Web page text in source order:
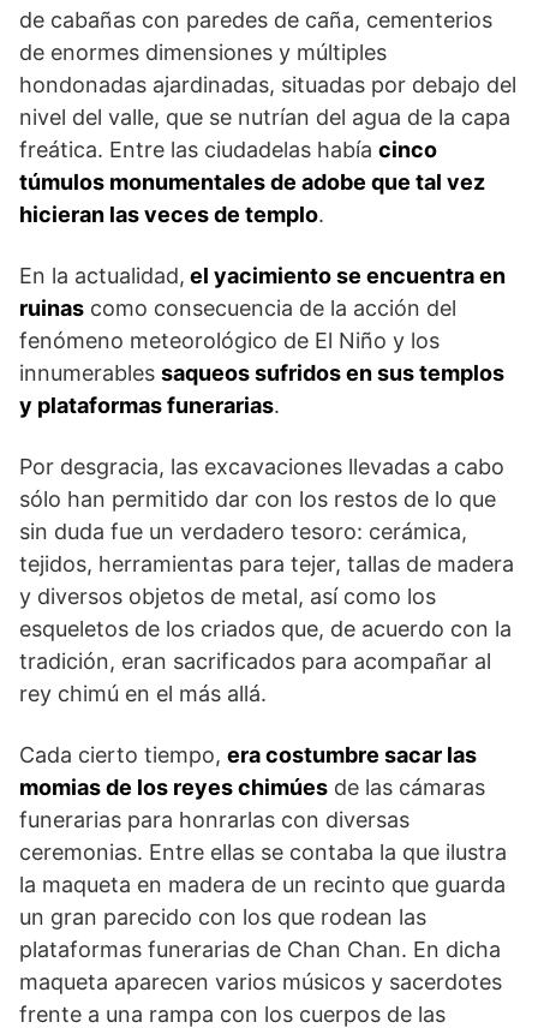
de cabañas con paredes de caña, cementerios
de enormes dimensiones y múltiples
hondonadas ajardi­nadas, situadas por debajo del
nivel del valle, que se nu­trían del agua de la capa
freática. Entre las ciudadelas había cinco
túmulos monumentales de adobe que tal vez
hicieran las veces de templo.
En la actualidad, el yaci­miento se encuentra en
ruinas como consecuencia de la acción del
fenómeno meteorológico de El Niño y los
innumerables saqueos sufridos en sus templos
y plataformas funerarias.
Por desgracia, las excava­ciones llevadas a cabo
sólo han per­mitido dar con los restos de lo que
sin duda fue un verdadero tesoro: cerámica,
tejidos, herramientas para tejer, tallas de madera
y diversos objetos de metal, así como los
esqueletos de los criados que, de acuerdo con la
tradi­ción, eran sacrificados para acompañar al
rey chimú en el más allá.
Cada cierto tiempo, era costumbre sacar las
momias de los reyes chimúes de las cámaras
funerarias para honrarlas con diversas
ceremonias. Entre ellas se contaba la que ilustra
la maqueta en madera de un recinto que guarda
un gran parecido con los que rodean las
platafor­mas funerarias de Chan Chan. En dicha
maqueta apare­cen varios músicos y sacerdotes
frente a una rampa con los cuerpos de las